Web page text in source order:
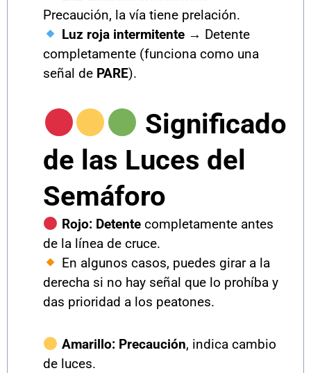
Precaución, la vía tiene prelación.
Luz roja intermitente→ Detente
completamente (funciona como una
señal de PARE).
Significado
de las Luces del
Semáforo
Rojo: Detentecompletamente antes
de la línea de cruce.
En algunos casos, puedes girar a la
derecha si no hay señal que lo prohíba y
das prioridad a los peatones.
Amarillo: Precaución, indica cambio
de luces.